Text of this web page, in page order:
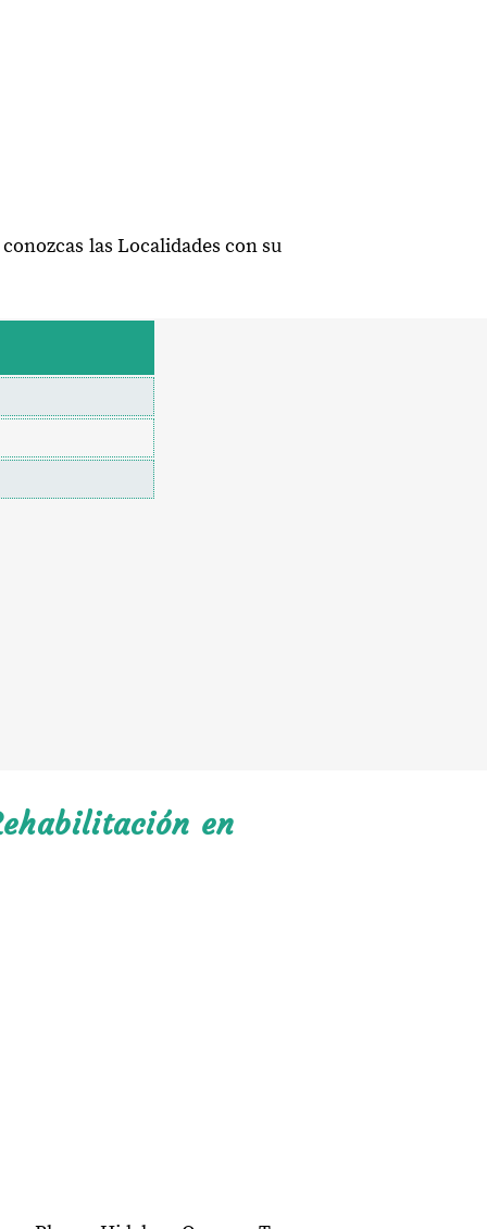
las Localidades con su
en